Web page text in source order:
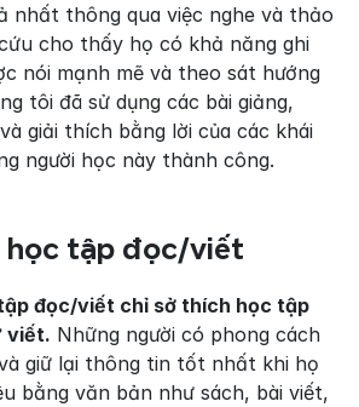
nhất thông qua việc nghe và thảo
cho thấy họ có khả năng ghi
nói mạnh mẽ và theo sát hướng
tôi đã sử dụng các bài giảng,
giải thích bằng lời của các khái
người học này thành công.
học tập đọc/viết
đọc/viết chỉ sở thích học tập
viết. Những người có phong cách
giữ lại thông tin tốt nhất khi họ
bằng văn bản như sách, bài viết,